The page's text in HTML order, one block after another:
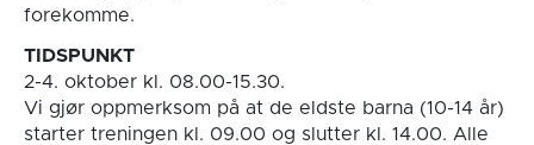
forekomme.
TIDSPUNKT
2-4. oktober kl. 08.00-15.30.
Vi gjør oppmerksom på at de eldste barna (10-14 år)
starter treningen kl. 09.00 og slutter kl. 14.00. Alle